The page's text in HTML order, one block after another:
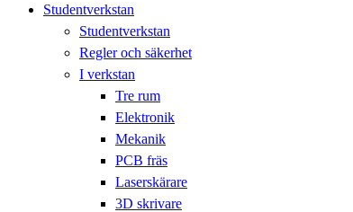
Studentverkstan
Studentverkstan
Regler och säkerhet
I verkstan
Tre rum
Elektronik
Mekanik
PCB fräs
Laserskärare
3D skrivare